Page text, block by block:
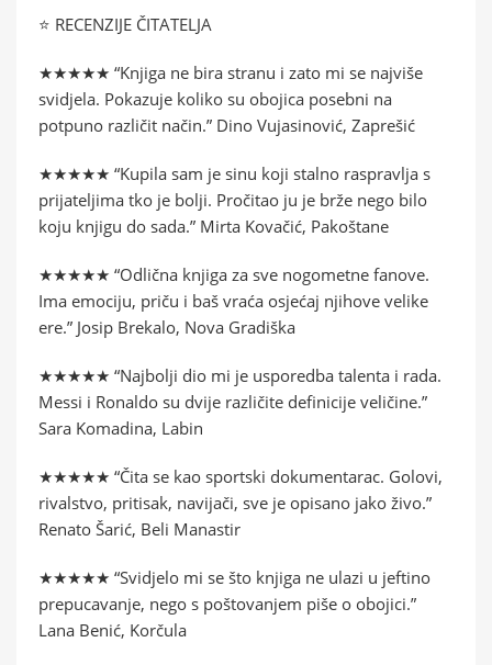
⭐ RECENZIJE ČITATELJA
★★★★★ “Knjiga ne bira stranu i zato mi se najviše
svidjela. Pokazuje koliko su obojica posebni na
potpuno različit način.” Dino Vujasinović, Zaprešić
★★★★★ “Kupila sam je sinu koji stalno raspravlja s
prijateljima tko je bolji. Pročitao ju je brže nego bilo
koju knjigu do sada.” Mirta Kovačić, Pakoštane
★★★★★ “Odlična knjiga za sve nogometne fanove.
Ima emociju, priču i baš vraća osjećaj njihove velike
ere.” Josip Brekalo, Nova Gradiška
★★★★★ “Najbolji dio mi je usporedba talenta i rada.
Messi i Ronaldo su dvije različite definicije veličine.”
Sara Komadina, Labin
★★★★★ “Čita se kao sportski dokumentarac. Golovi,
rivalstvo, pritisak, navijači, sve je opisano jako živo.”
Renato Šarić, Beli Manastir
★★★★★ “Svidjelo mi se što knjiga ne ulazi u jeftino
prepucavanje, nego s poštovanjem piše o obojici.”
Lana Benić, Korčula